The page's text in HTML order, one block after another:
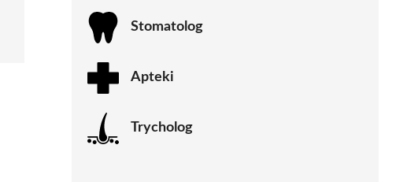
Stomatolog
Apteki
Trycholog